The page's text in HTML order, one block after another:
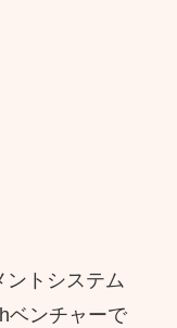
ントシステム
ベンチャーで